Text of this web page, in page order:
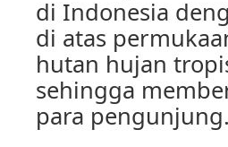
di Indonesia
di atas
hutan hujan
sehingga
para pengunjung.